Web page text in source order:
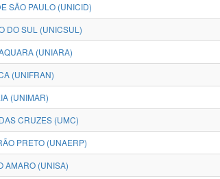
SÃO PAULO (UNICID)
DO SUL (UNICSUL)
(UNIARA)
(UNIFRAN)
(UNIMAR)
CRUZES (UMC)
PRETO (UNAERP)
AMARO (UNISA)